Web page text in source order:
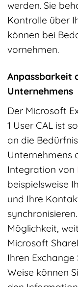
werden. Sie
Kontrolle über
können bei
vornehmen.
Anpassbarkeit
Unternehmens
Der Microsoft
1 User CAL ist
an die
Unternehmens
Integration von
beispielsweise
und Ihre
Möglichkeit,
Microsoft
Ihren
Weise können